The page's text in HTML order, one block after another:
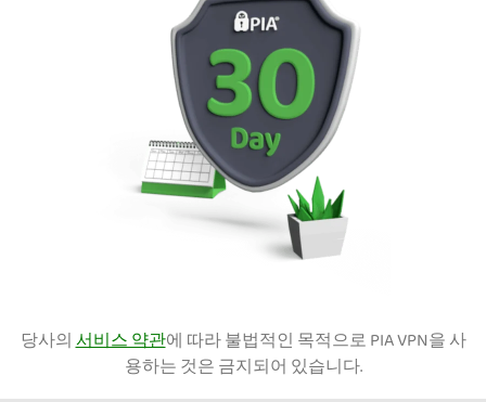
당사의서비스 약관에 따라 불법적인 목적으로 PIA VPN을 사
용하는 것은 금지되어 있습니다.